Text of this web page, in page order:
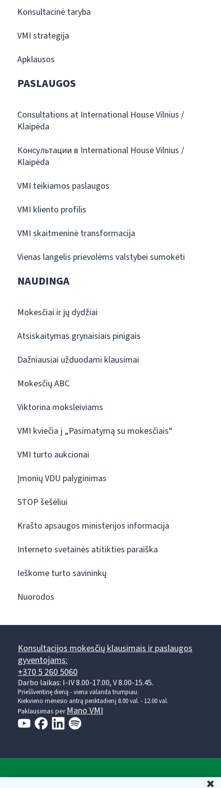
Konsultacinė taryba
VMI strategija
Apklausos
PASLAUGOS
Consultations at International House Vilnius /
Klaipėda
Консультации в International House Vilnius /
Klaipėda
VMI teikiamos paslaugos
VMI kliento profilis
VMI skaitmeninė transformacija
Vienas langelis prievolėms valstybei sumokėti
NAUDINGA
Mokesčiai ir jų dydžiai
Atsiskaitymas grynaisiais pinigais
Dažniausiai užduodami klausimai
Mokesčių ABC
Viktorina moksleiviams
VMI kviečia į „Pasimatymą su mokesčiais“
VMI turto aukcionai
Įmonių VDU palyginimas
STOP šešėliui
Krašto apsaugos ministerijos informacija
Interneto svetainės atitikties paraiška
Ieškome turto savininkų
Nuorodos
Konsultacijos mokesčių klausimais ir paslaugos
gyventojams:
+370 5 260 5060
Darbo laikas: I-IV 8.00-17.00, V 8.00-15.45.
Prieššventinę dieną - viena valanda trumpiau.
Kiekvieno mėnesio antrą penktadienį 8.00 val. - 12.00 val.
Paklausimas per Mano VMI